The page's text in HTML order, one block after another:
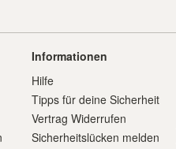
Informationen
Hilfe
Tipps für deine Sicherheit
Vertrag Widerrufen
Sicherheitslücken melden